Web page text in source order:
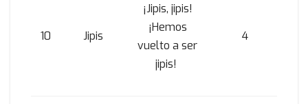
10 Jipis
¡Jipis, jipis!
¡Hemos
vuelto a ser
jipis!
4